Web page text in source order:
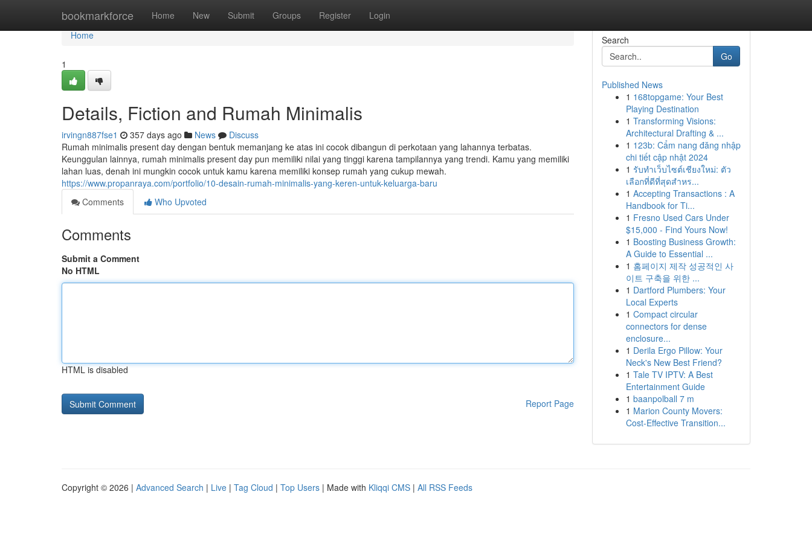
bookmarkforce Home New Submit Groups Register Login
Home
Home
1
Details, Fiction and Rumah Minimalis
irvingn887fse1 357 days ago News
Discuss
Rumah minimalis present day dengan bentuk memanjang ke atas ini cocok dibangun di perkotaan yang lahannya terbatas.
Keunggulan lainnya, rumah minimalis present day pun memiliki nilai yang tinggi karena tampilannya yang trendi. Kamu yang memiliki
lahan luas, denah ini mungkin cocok untuk kamu karena memiliki konsep rumah yang cukup mewah.
https://www.propanraya.com/portfolio/10-desain-rumah-minimalis-yang-keren-untuk-keluarga-baru
Comments
Who Upvoted
Comments
Submit a Comment
No HTML
HTML is disabled
Report Page
Search
Go
Published News
1 168topgame: Your Best
Playing Destination
1 Transforming Visions:
Architectural Drafting & ...
1 123b: Cẩm nang đăng nhập
chi tiết cập nhật 2024
1 รับทำเว็บไซต์เชียงใหม่: ตัว
เลือกที่ดีที่สุดสำหร...
1 Accepting Transactions : A
Handbook for Ti...
1 Fresno Used Cars Under
$15,000 - Find Yours Now!
1 Boosting Business Growth:
A Guide to Essential ...
1 홈페이지 제작 성공적인 사
이트 구축을 위한 ...
1 Dartford Plumbers: Your
Local Experts
1 Compact circular
connectors for dense
enclosure...
1 Derila Ergo Pillow: Your
Neck's New Best Friend?
1 Tale TV IPTV: A Best
Entertainment Guide
1 baanpolball 7 m
1 Marion County Movers:
Cost-Effective Transition...
Copyright © 2026 | Advanced Search | Live | Tag Cloud | Top Users | Made with Kliqqi CMS | All RSS Feeds